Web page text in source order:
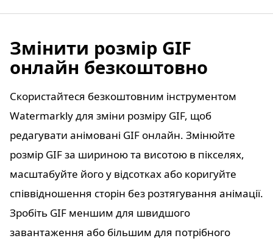
Змінити розмір GIF
онлайн безкоштовно
Скористайтеся безкоштовним інструментом
Watermarkly для зміни розміру GIF, щоб
редагувати анімовані GIF онлайн. Змінюйте
розмір GIF за шириною та висотою в пікселях,
масштабуйте його у відсотках або коригуйте
співвідношення сторін без розтягування анімації.
Зробіть GIF меншим для швидшого
завантаження або більшим для потрібного